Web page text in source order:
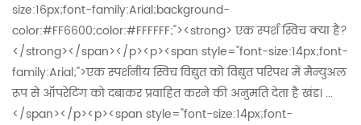
size:16px;font-family:Arial;background-
color:#FF6600;color:#FFFFFF;"><strong> एक स्पर्श स्विच क्या है?
</strong></span></p><p><span style="font-size:14px;font-
family:Arial;">एक स्पर्शनीय स्विच विद्युत को विद्युत परिपथ में मैन्युअल
रूप से ऑपरेटिंग को दबाकर प्रवाहित करने की अनुमति देता है खंड। ...
</span></p><p><span style="font-size:14px;font-